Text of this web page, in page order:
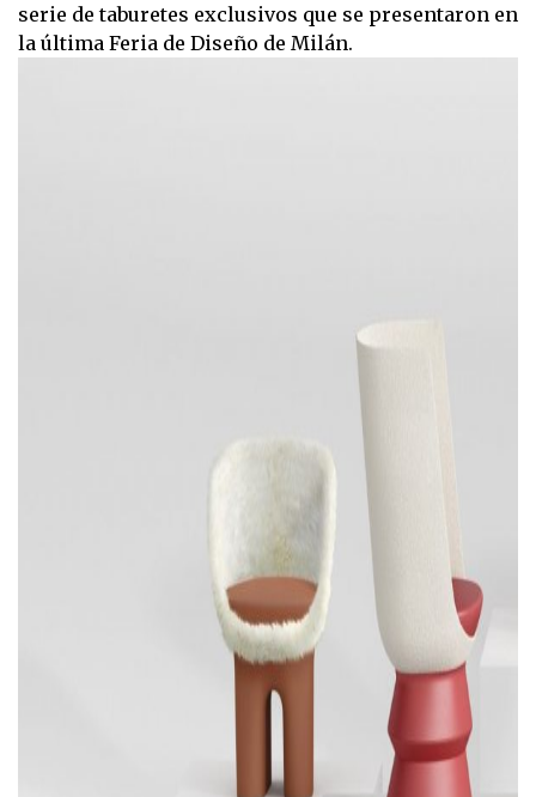
serie de taburetes exclusivos que se presentaron en
la última Feria de Diseño de Milán.